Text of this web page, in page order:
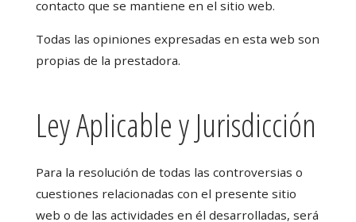
contacto que se mantiene en el sitio web.
Todas las opiniones expresadas en esta web son
propias de la prestadora.
Ley Aplicable y Jurisdicción
Para la resolución de todas las controversias o
cuestiones relacionadas con el presente sitio
web o de las actividades en él desarrolladas, será